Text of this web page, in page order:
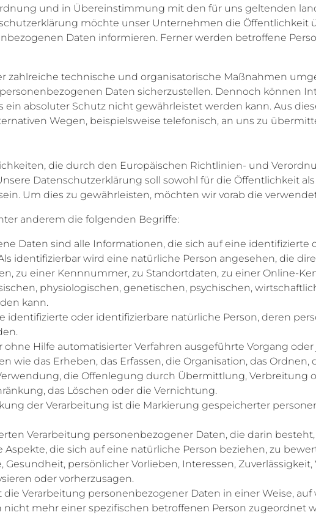
und in Übereinstimmung mit den für uns geltenden
möchte unser Unternehmen die Öffentlichkeit
Daten informieren. Ferner werden betroffene
zahlreiche technische und organisatorische Maßnahmen
Daten sicherzustellen. Dennoch können
ein absoluter Schutz nicht gewährleistet werden kann. Aus
Wegen, beispielsweise telefonisch, an uns zu
die durch den Europäischen Richtlinien- und
Datenschutzerklärung soll sowohl für die Öffentlichkeit
Um dies zu gewährleisten, möchten wir vorab die
anderem die folgenden Begriffe:
Daten sind alle Informationen, die sich auf eine identifizierte
identifizierbar wird eine natürliche Person angesehen, die
zu einer Kennnummer, zu Standortdaten, zu einer Online-
physiologischen, genetischen, psychischen,
kann.
oder identifizierbare natürliche Person, deren
Hilfe automatisierter Verfahren ausgeführte Vorgang
das Erheben, das Erfassen, die Organisation, das
die Offenlegung durch Übermittlung, Verbreitung
das Löschen oder die Vernichtung.
der Verarbeitung ist die Markierung gespeicherter
Verarbeitung personenbezogener Daten, die darin
die sich auf eine natürliche Person beziehen, zu
persönlicher Vorlieben, Interessen,
oder vorherzusagen.
Verarbeitung personenbezogener Daten in einer Weise,
mehr einer spezifischen betroffenen Person zugeordnet